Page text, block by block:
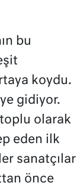
bu
koydu.
gidiyor.
olarak
eden ilk
sanatçılar
önce